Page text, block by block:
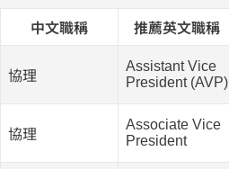
中文職稱 推薦英文職稱
協理
Assistant Vice
President (AVP)
協理
Associate Vice
President